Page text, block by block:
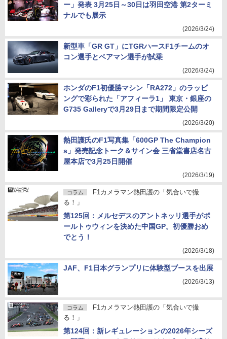
ー」発表 3月25日～30日は羽田空港 第2ターミ
ナルでも展示
(2026/3/24)
新型車「GR GT」にTGRハースF1チームのオ
コン選手とベアマン選手が試乗
(2026/3/24)
ホンダのF1初優勝マシン「RA272」のラッピ
ングで彩られた「アフィーラ1」 東京・銀座の
G735 Galleryで3月29日まで期間限定公開
(2026/3/20)
熱田護氏のF1写真集「600GP The Champion
s」発売記念トーク＆サイン会 三省堂書店名古
屋本店で3月25日開催
(2026/3/19)
コラム
F1カメラマン熱田護の「気合いで撮
る！」
第125回：メルセデスのアントネッリ選手がポ
ールトゥウィンを決めた中国GP。初優勝おめ
でとう！
(2026/3/18)
JAF、F1日本グランプリに体験型ブースを出展
(2026/3/13)
コラム
F1カメラマン熱田護の「気合いで撮
る！」
第124回：新レギュレーションの2026年シーズ